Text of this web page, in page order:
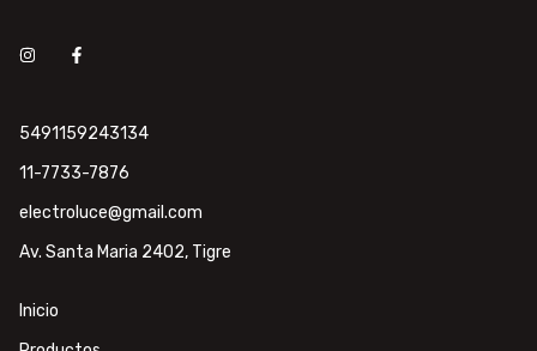
5491159243134
11-7733-7876
electroluce@gmail.com
Av. Santa Maria 2402, Tigre
Inicio